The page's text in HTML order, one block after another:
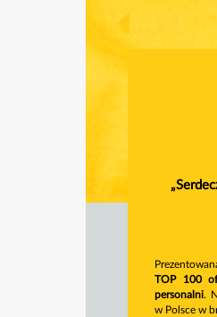
TOP 100
personalni.
w Polsce w